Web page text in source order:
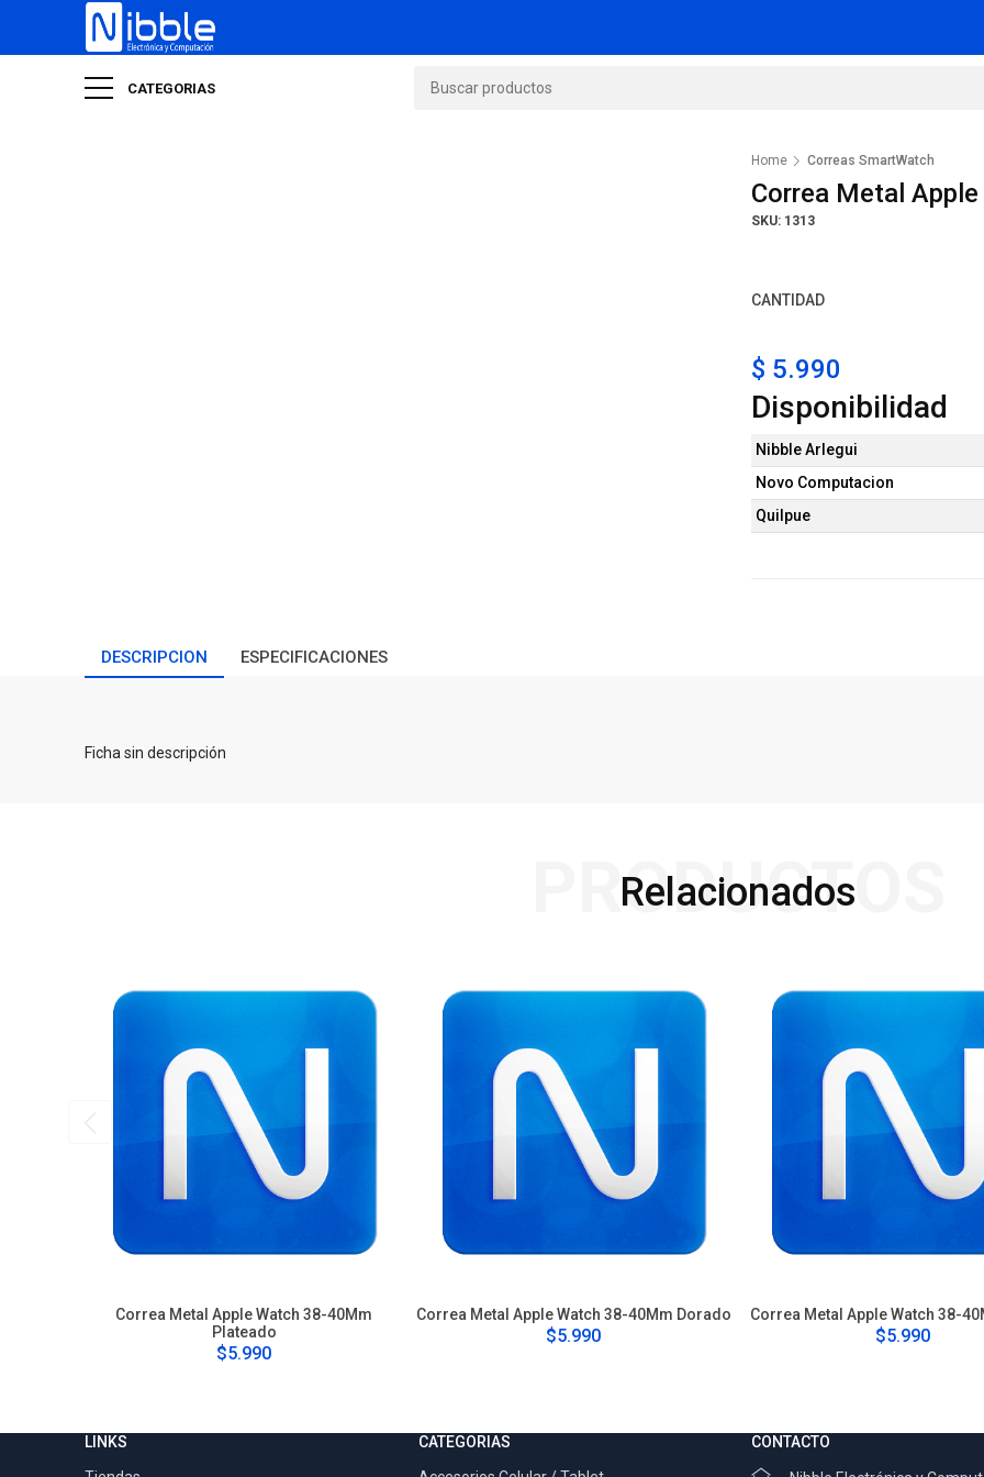
CATEGORIAS
Home Correas SmartWatch
Correa Metal
SKU: 1313
CANTIDAD
$ 5.990
Disponibilidad
Nibble Arlegui
Novo Computacion
Quilpue
DESCRIPCION ESPECIFICACIONES
Ficha sin descripción
Relacionados
PRODUCTOS
Correa Metal Apple Watch 38-40Mm
Plateado
$5.990
Correa Metal Apple Watch 38-40Mm Dorado
$5.990
Correa Metal Apple Watch 38-
$5.990
LINKS
CATEGORIAS
CONTACTO